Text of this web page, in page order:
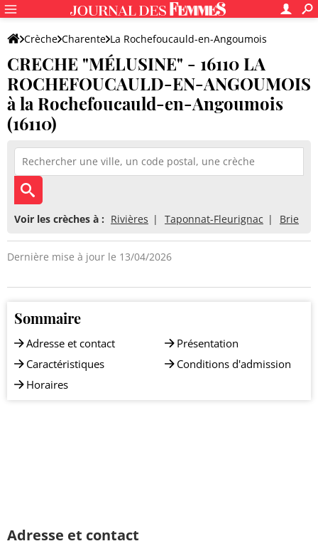
Crèche Charente La Rochefoucauld-en-Angoumois
CRECHE "MÉLUSINE" - 16110 LA ROCHEFOUCAULD-EN-
CRECHE "MÉLUSINE" - 16110 LA
ROCHEFOUCAULD-EN-ANGOUMOIS
à la Rochefoucauld-en-Angoumois
(16110)
Voir les crèches à : Rivières Taponnat-Fleurignac Brie
Dernière mise à jour le 13/04/2026
Sommaire
Adresse et contact
Caractéristiques
Horaires
Présentation
Conditions d'admission
Adresse et contact